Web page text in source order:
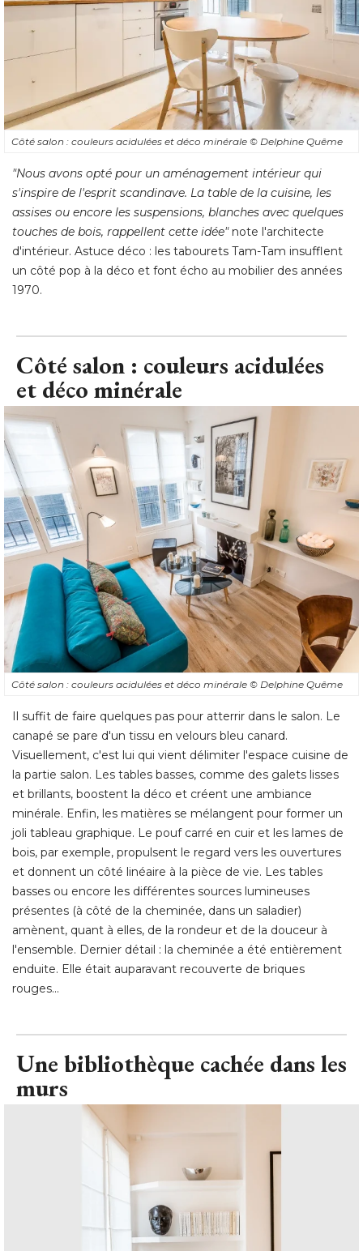
Côté salon : couleurs acidulées et déco minérale © Delphine Quême
"Nous avons opté pour un aménagement intérieur qui
s'inspire de l'esprit scandinave. La table de la cuisine, les
assises ou encore les suspensions, blanches avec quelques
touches de bois, rappellent cette idée"note l'architecte
d'intérieur. Astuce déco : les tabourets Tam-Tam insufflent
un côté pop à la déco et font écho au mobilier des années
1970.
Côté salon : couleurs acidulées
et déco minérale
Côté salon : couleurs acidulées et déco minérale © Delphine Quême
Il suffit de faire quelques pas pour atterrir dans le salon. Le
canapé se pare d'un tissu en velours bleu canard.
Visuellement, c'est lui qui vient délimiter l'espace cuisine de
la partie salon. Les tables basses, comme des galets lisses
et brillants, boostent la déco et créent une ambiance
minérale. Enfin, les matières se mélangent pour former un
joli tableau graphique. Le pouf carré en cuir et les lames de
bois, par exemple, propulsent le regard vers les ouvertures
et donnent un côté linéaire à la pièce de vie. Les tables
basses ou encore les différentes sources lumineuses
présentes (à côté de la cheminée, dans un saladier)
amènent, quant à elles, de la rondeur et de la douceur à
l'ensemble. Dernier détail : la cheminée a été entièrement
enduite. Elle était auparavant recouverte de briques
rouges...
Une bibliothèque cachée dans les
murs